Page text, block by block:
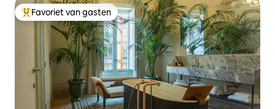
Topfavoriet van gasten
Favoriet van gasten